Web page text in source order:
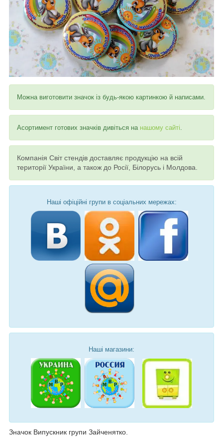
Можна виготовити значок із будь-якою картинкою й написами.
Асортимент готових значків дивіться на нашому сайті.
Компанія Світ стендів доставляє продукцію на всій
території України, а також до Росії, Білорусь і Молдова.
Наші офіційні групи в соціальних мережах:
Наші магазини:
Значок Випускник групи Зайченятко.